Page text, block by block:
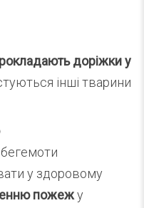
доріжки у
інші тварини
у здоровому
пожежу